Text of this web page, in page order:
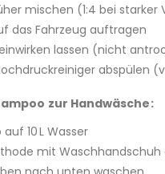
mischen (1:4 bei starker
das Fahrzeug auftragen
lassen (nicht
abspülen
zur Handwäsche:
10 L Wasser
mit